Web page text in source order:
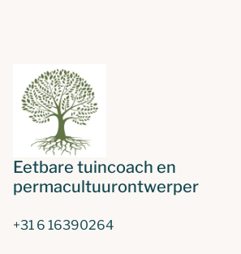
Eetbare tuincoach en
permacultuurontwerper
+31 6 16390264